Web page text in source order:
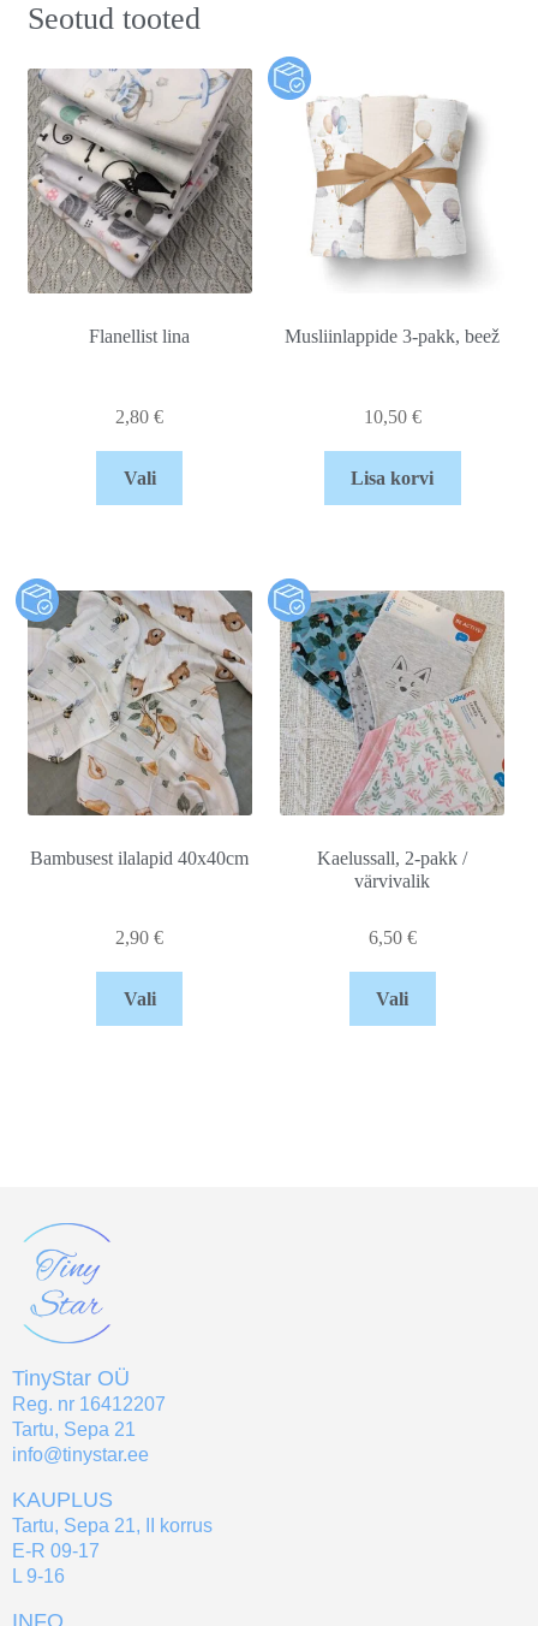
Seotud tooted
Flanellist lina
2,80€
Vali
Musliinlappide 3-pakk, beež
10,50 €
Lisa korvi
Bambusest ilalapid 40x40cm
2,90€
Vali
Kaelussall, 2-pakk /
värvivalik
6,50 €
Vali
TinyStar OÜ
Reg. nr 16412207
Tartu, Sepa 21
info@tinystar.ee
KAUPLUS
Tartu, Sepa 21, II korrus
E-R 09-17
L 9-16
INFO